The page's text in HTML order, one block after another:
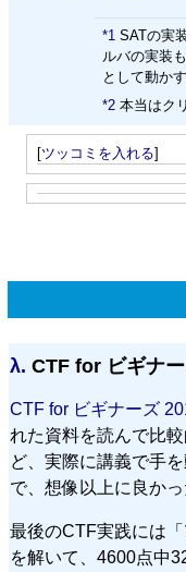
*1SATの実
ルバの実装
として動か
*2本当はク
[ツッコミを入れる]
λ. CTF for ビギナー
CTF for ビギナーズ
れた資料を読んで比
ど、実際に講義で手
で、想像以上に良かっ
最後のCTF実践には
を解いて、4600点中